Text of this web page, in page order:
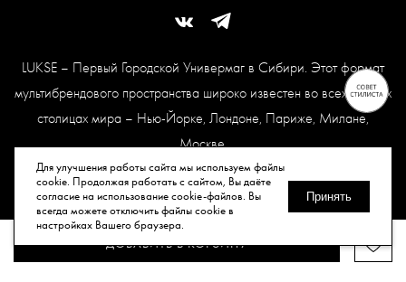
Для улучшения работы сайта мы используем файлы
cookie. Продолжая работать с сайтом, Вы даёте
согласие на использование cookie-файлов. Вы
всегда можете отключить файлы cookie в
настройках Вашего браузера.
Принять
ДОБАВИТЬ В КОРЗИНУ
LUKSE – Первый Городской Универмаг в Сибири. Этот формат
мультибрендового пространства широко известен во всех модных
столицах мира – Нью-Йорке, Лондоне, Париже, Милане,
Москве.
Карта сайта
© Все права защищены, 2026.